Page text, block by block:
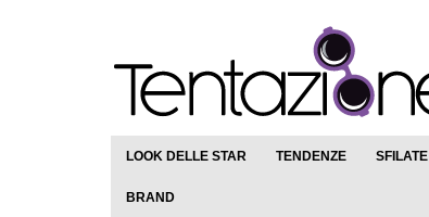
LOOK DELLE STAR TENDENZE SFILATE
BRAND